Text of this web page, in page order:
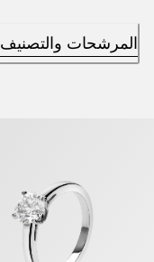
المرشحات والتصنيف